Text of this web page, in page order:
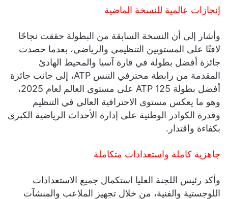
إنجازات عالمية للنسخة الماضية
وأشار إلى أن النسخة السابقة من البطولة حققت نجاحًا
لافتًا على المستويين التنظيمي والرياضي، بعدما حصدت
جائزة أفضل بطولة في قارة آسيا والمحيط الهادئ
المقدمة من رابطة محترفي التنس ATP، إلى جانب جائزة
أفضل بطولة ATP 125 على مستوى العالم لعام 2025،
وهو ما يعكس مستوى الاحترافية العالي في التنظيم
وقدرة الكوادر الوطنية على إدارة الأحداث الرياضية الكبرى
بكفاءة واقتدار.
جاهزية كاملة واستعدادات متكاملة
وأكد رئيس اللجنة العليا استكمال جميع الاستعدادات
اللوجستية والفنية، من خلال تجهيز الملاعب والمنشآت